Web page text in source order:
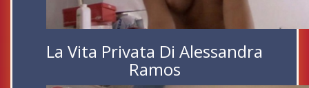
La Vita Privata Di Alessandra
Ramos